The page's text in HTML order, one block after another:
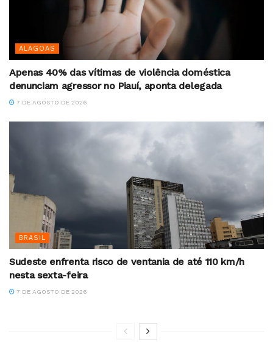
ALAGOAS
Apenas 40% das vítimas de violência doméstica
denunciam agressor no Piauí, aponta delegada
7 DE AGOSTO DE 2026
BRASIL
Sudeste enfrenta risco de ventania de até 110 km/h
nesta sexta-feira
7 DE AGOSTO DE 2026